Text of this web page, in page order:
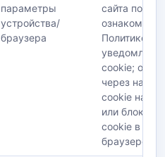
параметры
устройства/
браузера
сайта после
Политикой и
cookie;
через
cookie на
или
cookie в
браузере